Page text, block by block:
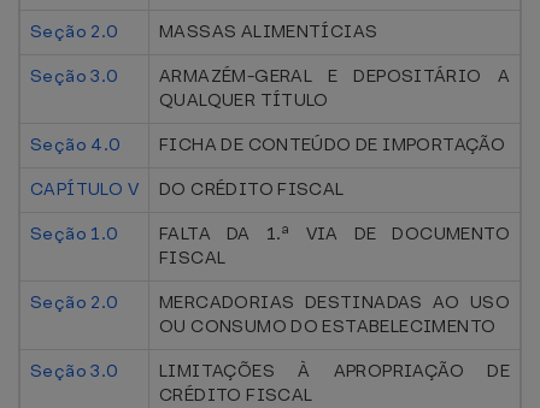
Seção 2.0
MASSAS ALIMENTÍCIAS
Seção 3.0
ARMAZÉM-GERAL E DEPOSITÁRIO A
QUALQUER TÍTULO
Seção 4.0
FICHA DE CONTEÚDO DE IMPORTAÇÃO
CAPÍTULO V
DO CRÉDITO FISCAL
Seção 1.0
FALTA DA 1.ª VIA DE DOCUMENTO
FISCAL
Seção 2.0
MERCADORIAS DESTINADAS AO USO
OU CONSUMO DO ESTABELECIMENTO
Seção 3.0
LIMITAÇÕES À APROPRIAÇÃO DE
CRÉDITO FISCAL